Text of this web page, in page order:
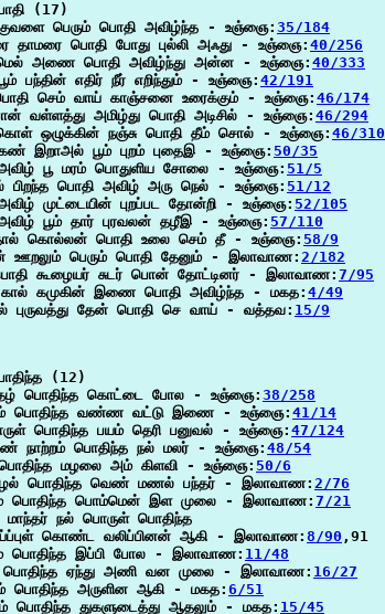
(17)
குவளை பெரும் பொதி அவிழ்ந்த - உஞ்ஞை: 35/184
தாமரை பொதி போது புல்லி அஃது - உஞ்ஞை: 40/256
அணை பொதி அவிழ்ந்து அன்ன - உஞ்ஞை: 40/333
பந்தின் எதிர் நீர் எறிந்தும் - உஞ்ஞை: 42/191
செம் வாய் காஞ்சனை உரைக்கும் - உஞ்ஞை: 46/174
வள்ளத்து அமிழ்து பொதி அடிசில் - உஞ்ஞை: 46/294
ஒழுக்கின் நஞ்சு பொதி தீம் சொல் - உஞ்ஞை: 46/310
இறாஅல் பூம் புறம் புதைஇ - உஞ்ஞை: 50/35
பூ மரம் பொதுளிய சோலை - உஞ்ஞை: 51/5
பிறந்த பொதி அவிழ் அரு நெல் - உஞ்ஞை: 51/12
முட்டையின் புறப்பட தோன்றி - உஞ்ஞை: 52/105
பூம் தார் புரவலன் தழீஇ - உஞ்ஞை: 57/110
கொல்லன் பொதி உலை செம் தீ - உஞ்ஞை: 58/9
ஊறலும் பெரும் பொதி தேனும் - இலாவாண: 2/182
கூழையர் சுடர் பொன் தோட்டினர் - இலாவாண: 7/95
கமுகின் இணை பொதி அவிழ்ந்த - மகத: 4/49
புருவத்து தேன் பொதி செ வாய் - வத்தவ: 15/9
(12)
பொதிந்த கொட்டை போல - உஞ்ஞை: 38/258
பொதிந்த வண்ண வட்டு இணை - உஞ்ஞை: 41/14
பொதிந்த பயம் தெரி பனுவல் - உஞ்ஞை:47/124
நாற்றம் பொதிந்த நல் மலர் - உஞ்ஞை:48/54
பொதிந்த மழலை அம் கிளவி - உஞ்ஞை: 50/6
பொதிந்த வெண் மணல் பந்தர் - இலாவாண: 2/76
பொதிந்த பொம்மென் இள முலை - இலாவாண: 7/21
நல் பொருள் பொதிந்த
கொண்ட வலிப்பினன் ஆகி - இலாவாண:
8/90 ,91
பொதிந்த இப்பி போல - இலாவாண: 11/48
ஏந்து அணி வன முலை - இலாவாண: 16/27
பொதிந்த அருளின ஆகி - மகத: 6/51
பொதிந்த துகளுடைத்து ஆதலும் - மகத: 15/45